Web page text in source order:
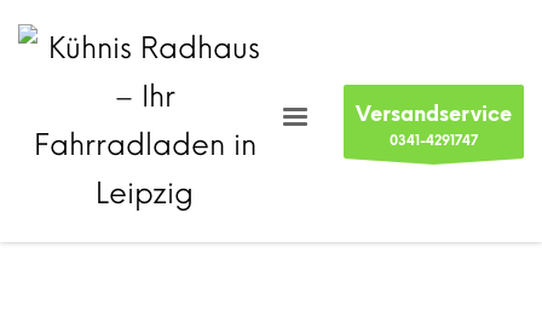
Versandservice
0341-4291747